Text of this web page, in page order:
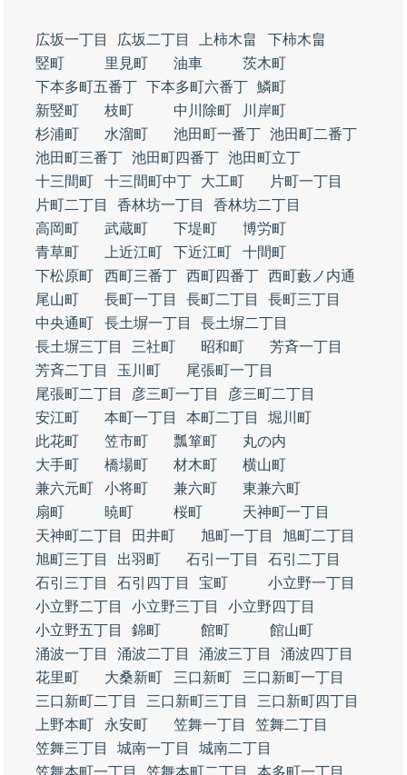
広坂一丁目 広坂二丁目 上柿木畠
下柿木畠
竪町
里見町 油車
茨木町
下本多町五番丁 下本多町六番丁 鱗町
新竪町
枝町 中川除町
川岸町
杉浦町
水溜町 池田町一番丁 池田町二番丁
池田町三番丁 池田町四番丁 池田町立丁
十三間町
十三間町中丁 大工町
片町一丁目
片町二丁目
香林坊一丁目
香林坊二丁目
高岡町
武蔵町 下堤町
博労町
青草町
上近江町 下近江町
十間町
下松原町
西町三番丁 西町四番丁 西町藪ノ内通
尾山町
長町一丁目 長町二丁目
長町三丁目
中央通町
長土塀一丁目
長土塀二丁目
長土塀三丁目
三社町 昭和町
芳斉一丁目
芳斉二丁目
玉川町
尾張町一丁目
尾張町二丁目
彦三町一丁目
彦三町二丁目
安江町
本町一丁目 本町二丁目
堀川町
此花町
笠市町 瓢箪町
丸の内
大手町
橋場町 材木町
横山町
兼六元町
小将町 兼六町
東兼六町
扇町
暁町 桜町
天神町一丁目
天神町二丁目
田井町 旭町一丁目
旭町二丁目
旭町三丁目
出羽町 石引一丁目
石引二丁目
石引三丁目
石引四丁目 宝町
小立野一丁目
小立野二丁目
小立野三丁目
小立野四丁目
小立野五丁目
錦町 館町
館山町
涌波一丁目
涌波二丁目 涌波三丁目
涌波四丁目
花里町
大桑新町 三口新町
三口新町一丁目
三口新町二丁目
三口新町三丁目
三口新町四丁目
上野本町
永安町 笠舞一丁目
笠舞二丁目
笠舞三丁目
城南一丁目
城南二丁目
笠舞本町一丁目
笠舞本町二丁目
本多町一丁目